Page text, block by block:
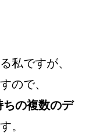
私ですが、
ので、
の複数のデ
。